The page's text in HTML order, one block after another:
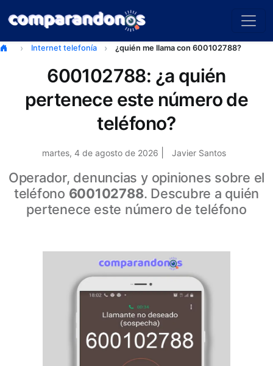
Internet telefonía ¿quién me llama con 600102788?
600102788: ¿a quién
pertenece este número de
teléfono?
martes, 4 de agosto de 2026 Javier Santos
Operador, denuncias y opiniones sobre el
teléfono 600102788. Descubre a quién
pertenece este número de teléfono